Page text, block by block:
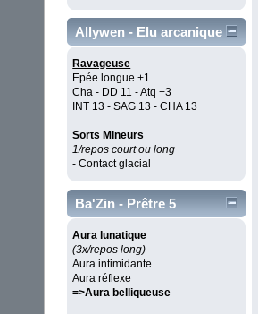
Allywen - Elu arcanique
Ravageuse
Epée longue +1
Cha - DD 11 - Atq +3
INT 13 - SAG 13 - CHA 13
Sorts Mineurs
1/repos court ou long
- Contact glacial
Ba'Zin - Prêtre 5
Aura lunatique
(3x/repos long)
Aura intimidante
Aura réflexe
=>Aura belliqueuse